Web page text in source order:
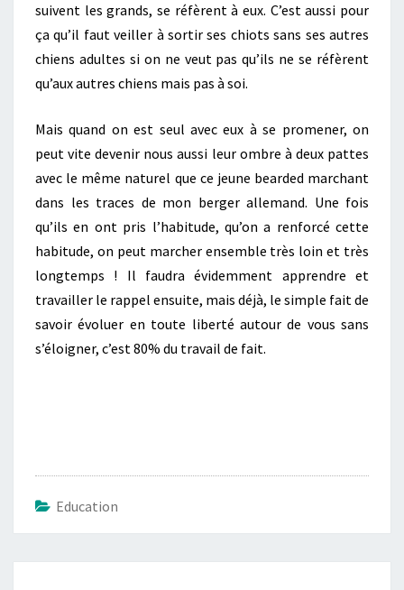
suivent les grands, se réfèrent à eux. C’est aussi pour
ça qu’il faut veiller à sortir ses chiots sans ses autres
chiens adultes si on ne veut pas qu’ils ne se réfèrent
qu’aux autres chiens mais pas à soi.
Mais quand on est seul avec eux à se promener, on
peut vite devenir nous aussi leur ombre à deux pattes
avec le même naturel que ce jeune bearded marchant
dans les traces de mon berger allemand. Une fois
qu’ils en ont pris l’habitude, qu’on a renforcé cette
habitude, on peut marcher ensemble très loin et très
longtemps ! Il faudra évidemment apprendre et
travailler le rappel ensuite, mais déjà, le simple fait de
savoir évoluer en toute liberté autour de vous sans
s’éloigner, c’est 80% du travail de fait.
Education